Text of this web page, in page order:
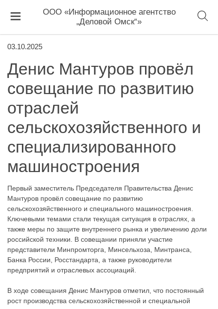
ООО «Информационное агентство
„Деловой Омск“»
03.10.2025
Денис Мантуров провёл
совещание по развитию
отраслей
сельскохозяйственного и
специализированного
машиностроения
Первый заместитель Председателя Правительства Денис
Мантуров провёл совещание по развитию
сельскохозяйственного и специального машиностроения.
Ключевыми темами стали текущая ситуация в отраслях, а
также меры по защите внутреннего рынка и увеличению доли
российской техники. В совещании приняли участие
представители Минпромторга, Минсельхоза, Минтранса,
Банка России, Росстандарта, а также руководители
предприятий и отраслевых ассоциаций.
В ходе совещания Денис Мантуров отметил, что постоянный
рост производства сельскохозяйственной и специальной